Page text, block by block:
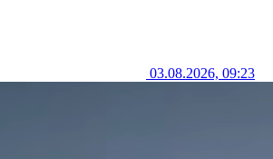
03.08.2026, 09:23